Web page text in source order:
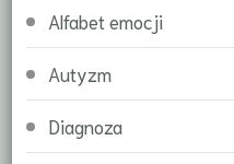
Alfabet emocji
Autyzm
Diagnoza